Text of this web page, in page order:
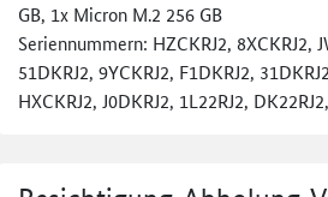
GB, 1x Micron M.2 256 GB
Seriennummern: HZCKRJ2, 8XCKRJ2,
51DKRJ2, 9YCKRJ2, F1DKRJ2,
HXCKRJ2, J0DKRJ2, 1L22RJ2,